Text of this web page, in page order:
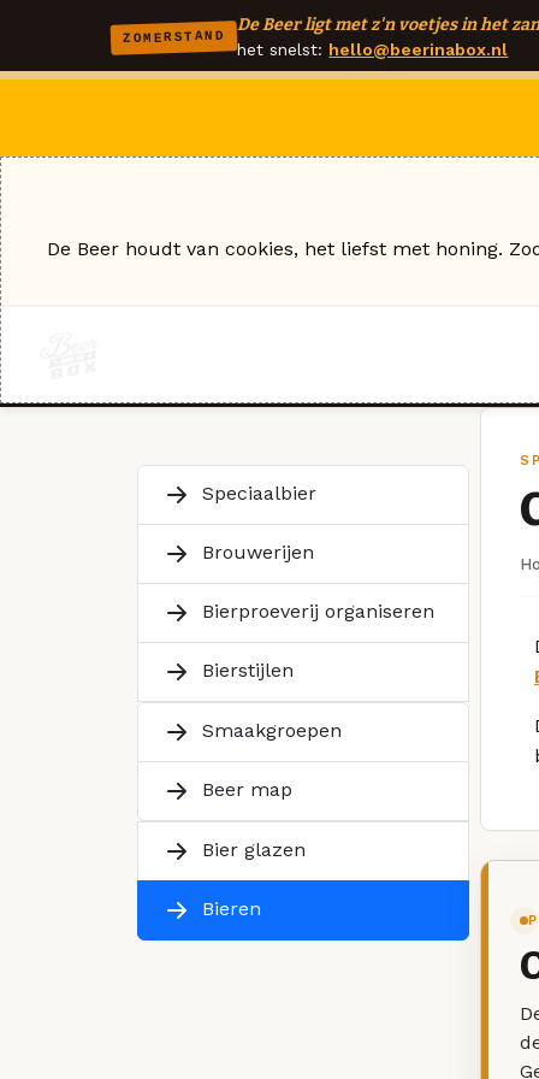
ZOMERSTAND
De Beer ligt met z'n voetjes in het
het snelst: hello@beerinabox.nl
Speciaalbier
Brouwerijen
Bierproeverij organiseren
Bierstijlen
Smaakgroepen
Beer map
Bier glazen
Bieren
De Beer houdt van cookies, het liefst met honing.